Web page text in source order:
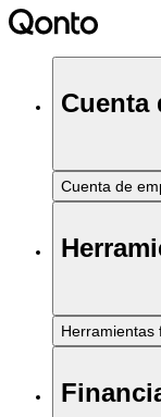
Cuenta
Cuenta de
Herramientas